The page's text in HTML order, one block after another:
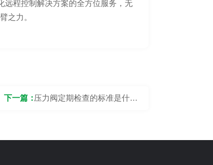
远程控制解决方案的全方位服务，无
之力。
下一篇：压力阀定期检查的标准是什